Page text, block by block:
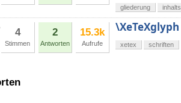
gliederung
4
Stimmen
2
Antworten
15.3k
Aufrufe xetex schriften